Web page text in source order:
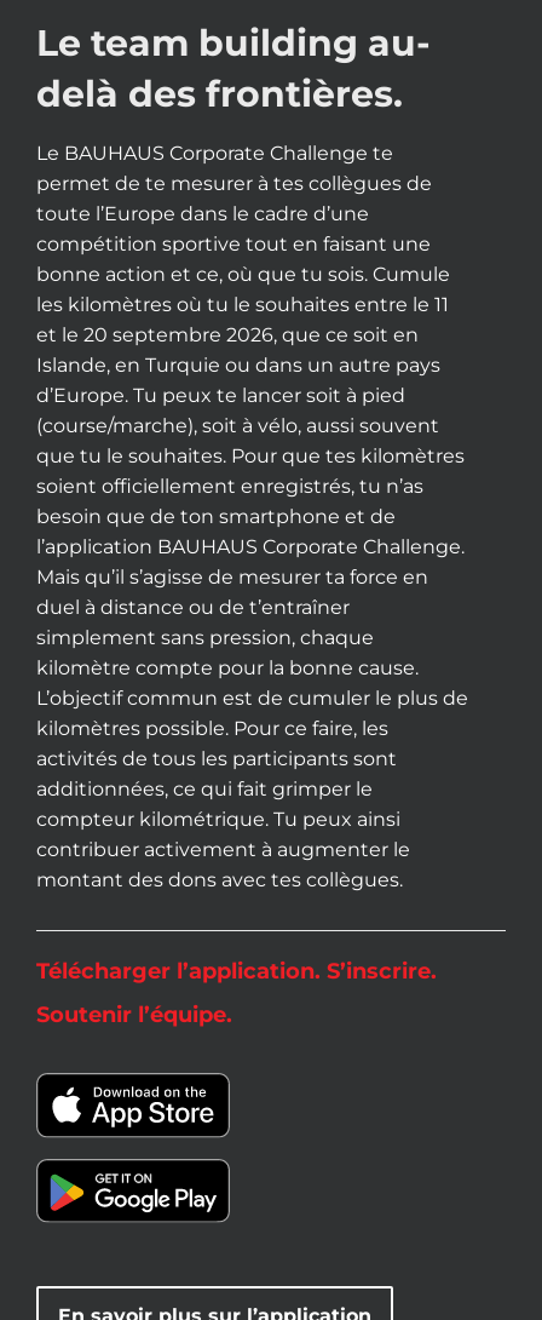
Le team building au-
delà des frontières.
Le BAUHAUS Corporate Challenge te
permet de te mesurer à tes collègues de
toute l’Europe dans le cadre d’une
compétition sportive tout en faisant une
bonne action et ce, où que tu sois. Cumule
les kilomètres où tu le souhaites entre le 11
et le 20 septembre 2026, que ce soit en
Islande, en Turquie ou dans un autre pays
d’Europe. Tu peux te lancer soit à pied
(course/marche), soit à vélo, aussi souvent
que tu le souhaites. Pour que tes kilomètres
soient officiellement enregistrés, tu n’as
besoin que de ton smartphone et de
l’application BAUHAUS Corporate Challenge.
Mais qu’il s’agisse de mesurer ta force en
duel à distance ou de t’entraîner
simplement sans pression, chaque
kilomètre compte pour la bonne cause.
L’objectif commun est de cumuler le plus de
kilomètres possible. Pour ce faire, les
activités de tous les participants sont
additionnées, ce qui fait grimper le
compteur kilométrique. Tu peux ainsi
contribuer activement à augmenter le
montant des dons avec tes collègues.
Télécharger l’application. S’inscrire.
Soutenir l’équipe.